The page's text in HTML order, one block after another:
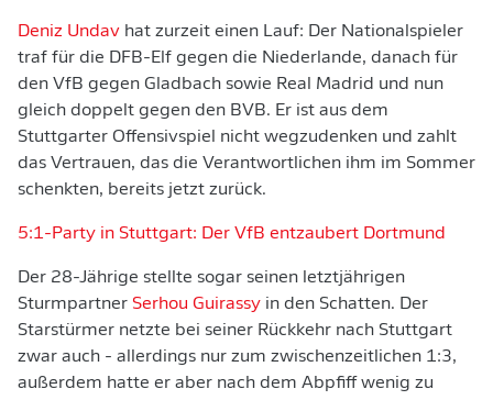
Deniz Undav hat zurzeit einen Lauf: Der Nationalspieler
traf für die DFB-Elf gegen die Niederlande, danach für
den VfB gegen Gladbach sowie Real Madrid und nun
gleich doppelt gegen den BVB. Er ist aus dem
Stuttgarter Offensivspiel nicht wegzudenken und zahlt
das Vertrauen, das die Verantwortlichen ihm im Sommer
schenkten, bereits jetzt zurück.
5:1-Party in Stuttgart: Der VfB entzaubert Dortmund
Der 28-Jährige stellte sogar seinen letztjährigen
Sturmpartner Serhou Guirassy in den Schatten. Der
Starstürmer netzte bei seiner Rückkehr nach Stuttgart
zwar auch - allerdings nur zum zwischenzeitlichen 1:3,
außerdem hatte er aber nach dem Abpfiff wenig zu